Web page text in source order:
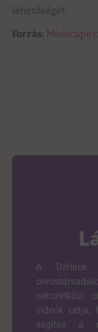
lehetőségét.
Forrás: Medscape
A
nemzetközi
videók célja,
segítse a